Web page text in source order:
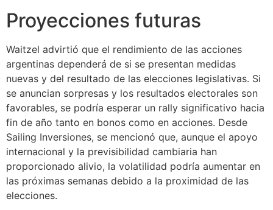
Proyecciones futuras
Waitzel advirtió que el rendimiento de las acciones
argentinas dependerá de si se presentan medidas
nuevas y del resultado de las elecciones legislativas. Si
se anuncian sorpresas y los resultados electorales son
favorables, se podría esperar un rally significativo hacia
fin de año tanto en bonos como en acciones. Desde
Sailing Inversiones, se mencionó que, aunque el apoyo
internacional y la previsibilidad cambiaria han
proporcionado alivio, la volatilidad podría aumentar en
las próximas semanas debido a la proximidad de las
elecciones.